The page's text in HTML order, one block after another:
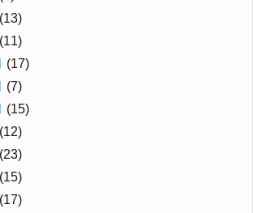
(13)
(11)
(17)
(7)
(15)
(12)
(23)
(15)
(17)